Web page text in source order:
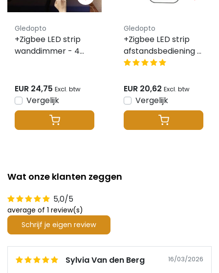
Gledopto
+Zigbee LED strip
wanddimmer - 4
Gledopto
EUR 24,75 Excl. btw
Vergelijk
Gledopto
+Zigbee LED strip
afstandsbediening -
6 zones - PLUS / PRO
EUR 20,62 Excl. btw
Vergelijk
Wat onze klanten zeggen
5,0/5
average of 1 review(s)
Schrijf je eigen review
Sylvia Van den Berg 16/03/2026